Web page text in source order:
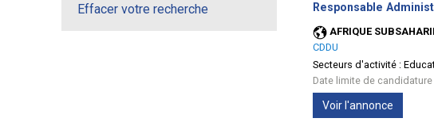
Effacer votre recherche Responsable
AFRIQUE
CDDU
Secteurs d'activité :
Date limite de
Voir l'annonce